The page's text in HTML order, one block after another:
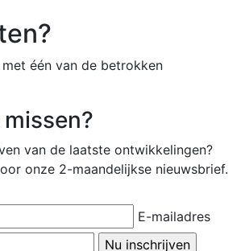
één van de betrokken
van de laatste ontwikkelingen?
onze 2-maandelijkse nieuwsbrief.
E-mailadres